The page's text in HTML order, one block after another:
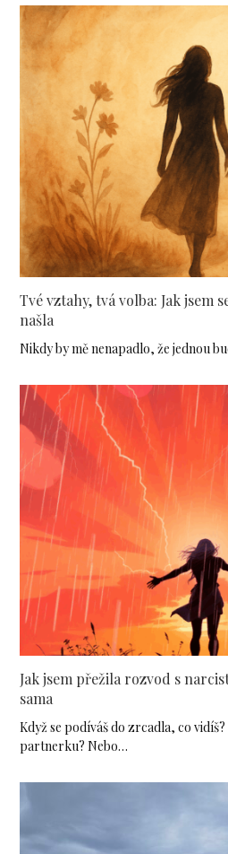
Tvé vztahy, tvá volba: Jak jsem
našla
Nikdy by mě nenapadlo, že jednou
Jak jsem přežila rozvod s
sama
Když se podíváš do zrcadla, co
partnerku? Nebo…